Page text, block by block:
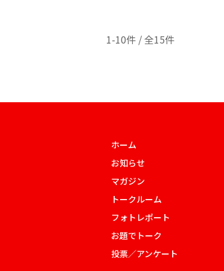
1-10件 / 全15件
ホーム
お知らせ
マガジン
トークルーム
フォトレポート
お題でトーク
投票／アンケート